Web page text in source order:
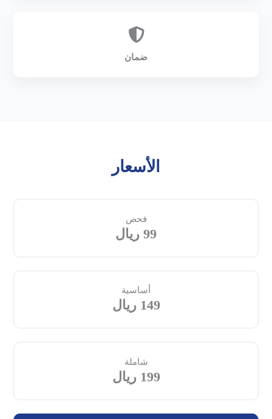
ضمان
الأسعار
فحص
99 ريال
أساسية
149 ريال
شاملة
199 ريال